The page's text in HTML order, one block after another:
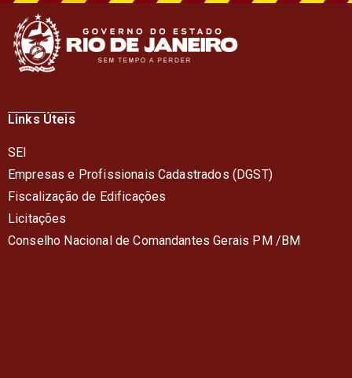
Links Úteis
SEI
Empresas e Profissionais Cadastrados (DGST)
Fiscalização de Edificações
Licitações
Conselho Nacional de Comandantes Gerais PM /BM